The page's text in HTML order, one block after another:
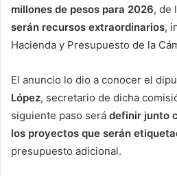
millones de pesos para 2026, de
serán recursos extraordinarios,
Hacienda y Presupuesto de la
El anuncio lo dio a conocer el
López, secretario de dicha
siguiente paso será definir junto
los proyectos que serán
presupuesto adicional.